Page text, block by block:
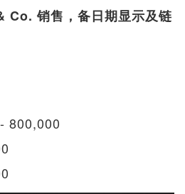
销售，备日期显示及链
800,000